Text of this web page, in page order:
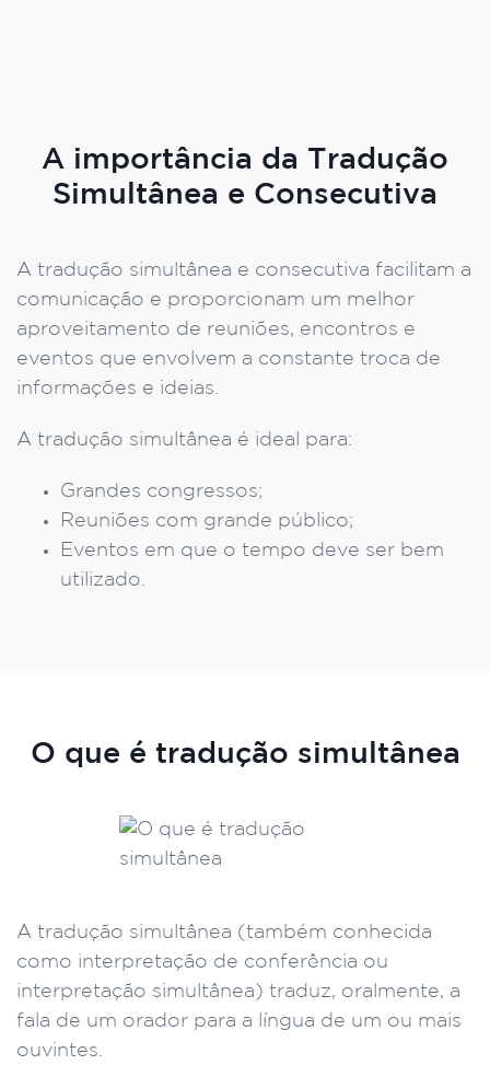
A importância da Tradução
Simultânea e Consecutiva
A tradução simultânea e consecutiva facilitam a
comunicação e proporcionam um melhor
aproveitamento de reuniões, encontros e
eventos que envolvem a constante troca de
informações e ideias.
A tradução simultânea é ideal para:
Grandes congressos;
Reuniões com grande público;
Eventos em que o tempo deve ser bem
utilizado.
O que é tradução simultânea
A tradução simultânea (também conhecida
como interpretação de conferência ou
interpretação simultânea) traduz, oralmente, a
fala de um orador para a língua de um ou mais
ouvintes.